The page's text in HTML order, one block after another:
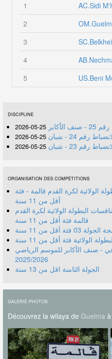
1
AC.Sidi
2
3
4
5
US.Beni
DISCIPLINE
25-05-2026
رقم 24 - شبان 25-05-2026
رقم 23 - شبان 25-05-2026
ORGANISATION DES COMPÉTITIONS
الخامسة (05) - البطولة الولائية لكرة القدم قالمة - فئة
أقل من 11 سنة
الرابعة (04) من منافسات البطولة الولائية لكرة القدم
قالمة فئة أقل من 11 سنة
03 فئة أقل من 11 سنة
الولائية فئة أقل من 11 سنة
الشرفي - صنف الأكابر للموسم الرياضي
2025/2026
الجولة الثامنة اقل من 13 سنة
GALERIE PHOTOS
Découvrez la wilaya de Guelma